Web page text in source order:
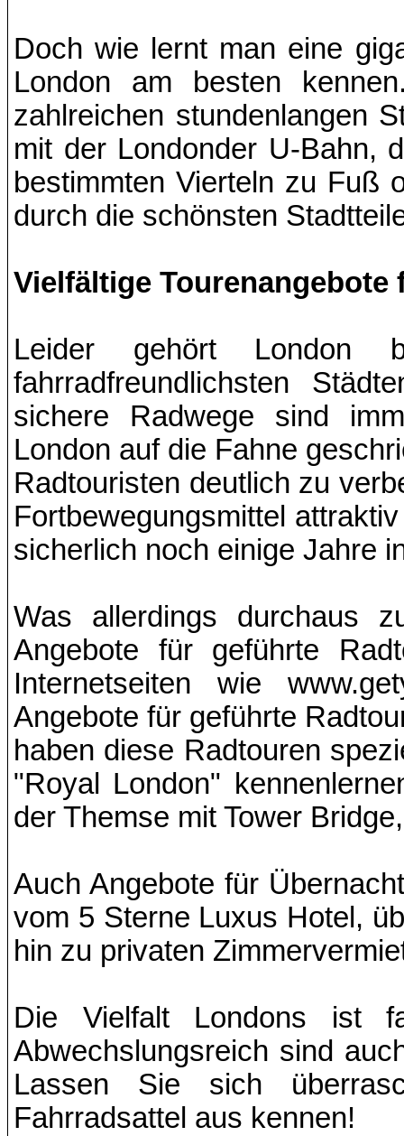
Doch wie lernt man eine
London am besten
zahlreichen stundenlangen
mit der Londonder U-Bahn,
bestimmten Vierteln zu Fuß
durch die schönsten
Vielfältige
Leider gehört
fahrradfreundlichsten
sichere Radwege sind
London auf die Fahne
Radtouristen deutlich zu
Fortbewegungsmittel
sicherlich noch einige Jahre
Was allerdings durchaus
Angebote für geführte
Internetseiten wie
Angebote für geführte
haben diese Radtouren
"Royal London"
der Themse mit Tower
Auch Angebote für
vom 5 Sterne Luxus Hotel,
hin zu privaten
Die Vielfalt Londons ist
Abwechslungsreich sind
Lassen Sie sich
Fahrradsattel aus kennen!